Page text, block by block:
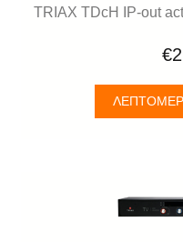
TRIAX TDcH IP-out